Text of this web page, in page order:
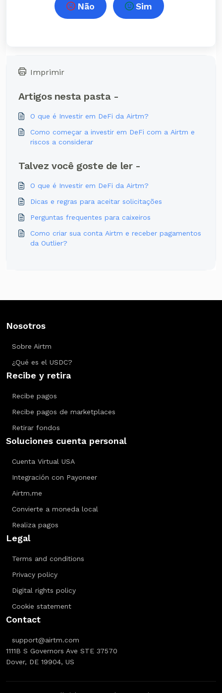
Não Sim
Imprimir
Artigos nesta pasta -
O que é Investir em DeFi da Airtm?
Como começar a investir em DeFi com a Airtm e
riscos a considerar
Talvez você goste de ler -
O que é Investir em DeFi da Airtm?
Dicas e regras para aceitar solicitações
Perguntas frequentes para caixeiros
Como criar sua conta Airtm e receber pagamentos
da Outlier?
Nosotros
Sobre Airtm
¿Qué es el USDC?
Recibe y retira
Recibe pagos
Recibe pagos de marketplaces
Retirar fondos
Soluciones cuenta personal
Cuenta Virtual USA
Integración con Payoneer
Airtm.me
Convierte a moneda local
Realiza pagos
Legal
Terms and conditions
Privacy policy
Digital rights policy
Cookie statement
Contact
support@airtm.com
1111B S Governors Ave STE 37570
Dover, DE 19904, US